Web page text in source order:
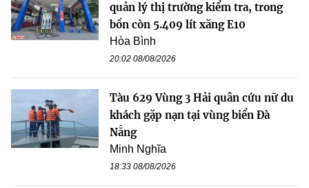
quản lý thị trường kiểm tra, trong
bồn còn 5.409 lít xăng E10
Hòa Bình
20:02 08/08/2026
Tàu 629 Vùng 3 Hải quân cứu nữ du
khách gặp nạn tại vùng biển Đà
Nẵng
Minh Nghĩa
18:33 08/08/2026